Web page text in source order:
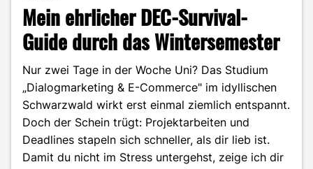
Mein ehrlicher DEC-Survival-
Guide durch das Wintersemester
Nur zwei Tage in der Woche Uni? Das Studium
„Dialogmarketing & E-Commerce" im idyllischen
Schwarzwald wirkt erst einmal ziemlich entspannt.
Doch der Schein trügt: Projektarbeiten und
Deadlines stapeln sich schneller, als dir lieb ist.
Damit du nicht im Stress untergehst, zeige ich dir